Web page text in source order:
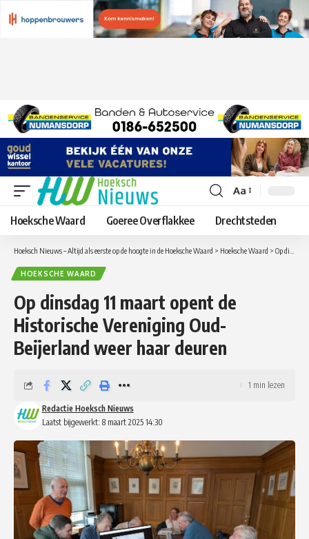
Lettergrootte
aanpassen
Aa
Hoeksche Waard Goeree Overflakkee Drechtsteden
Hoeksch Nieuws – Altijd als eerste op de hoogte in de Hoeksche Waard > Hoeksche Waard > Op dinsdag 11 maart opent de Historische Vereniging Oud-Beijerland weer haar deuren
HOEKSCHE WAARD
Op dinsdag 11 maart opent de
Historische Vereniging Oud-
Beijerland weer haar deuren
Laatst bijgewerkt: 8 maart 2025 14:30
Redactie Hoeksch Nieuws
1 min lezen